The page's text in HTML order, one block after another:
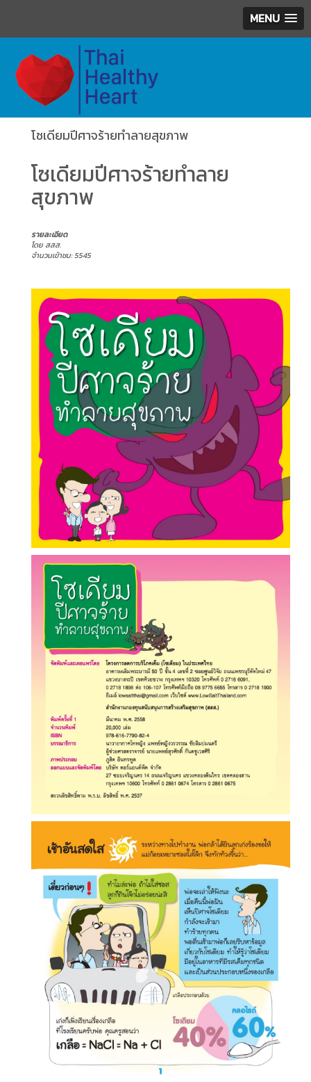
MENU
โซเดียมปีศาจร้ายทำลายสุขภาพ
โซเดียมปีศาจร้ายทำลาย
สุขภาพ
รายละเอียด
โดย สสส.
จำนวนเข้าชม: 5545